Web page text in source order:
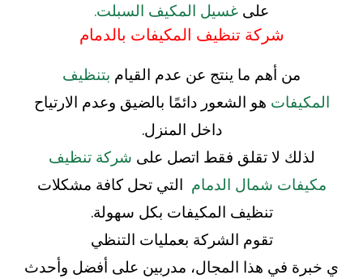
على غسيل المكيف السبلت.
شركة تنظيف المكيفات بالدمام
من أهم ما ينتج عن عدم القيام بتنظيف
المكيفات هو الشعور دائمًا بالضيق وعدم الارتياح
داخل المنزل.
لذلك لا تقلق فقط اتصل على شركة تنظيف
مكيفات شمال الدمام التي تحل كافة مشكلات
تنظيف المكيفات بكل سهولة.
تقوم الشركة بعمليات التنظي
ي خبرة في هذا المجال، مدربين على أفضل وأحدث